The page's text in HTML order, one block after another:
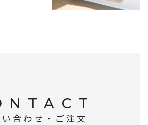
い合わせ・ご注文